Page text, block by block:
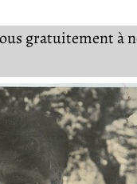
gratuitement à